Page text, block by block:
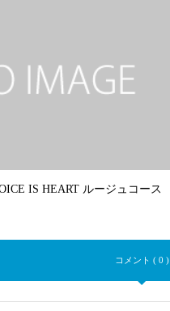
IS HEART ルージュコース
コメント ( 0 )